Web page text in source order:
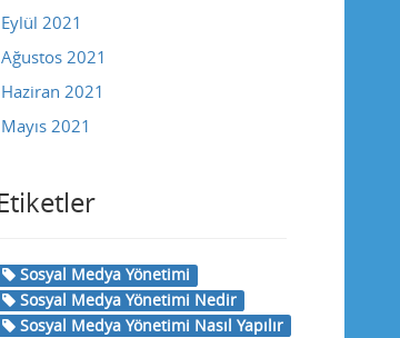
Eylül 2021
Ağustos 2021
Haziran 2021
Mayıs 2021
Sosyal Medya Yönetimi
Sosyal Medya Yönetimi Nedir
Sosyal Medya Yönetimi Nasıl Yapılır